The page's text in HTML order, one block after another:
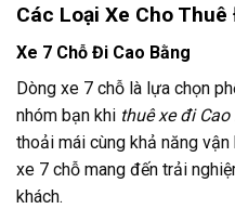
Các Loại Xe Cho Thuê
Xe 7 Chỗ Đi Cao Bằng
Dòng xe 7 chỗ là lựa chọn
nhóm bạn khi thuê xe đi Cao
thoải mái cùng khả năng
xe 7 chỗ mang đến trải
khách.